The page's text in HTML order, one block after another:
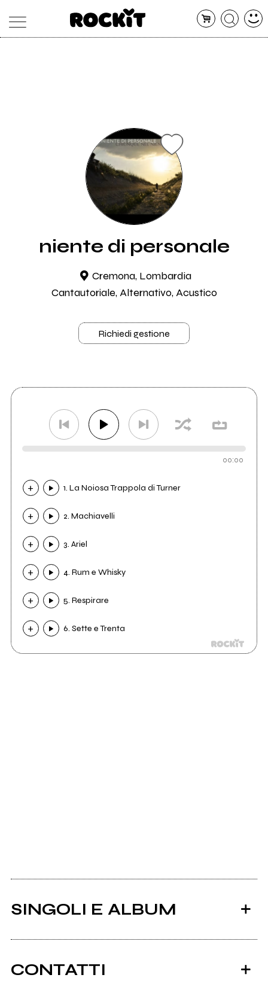
niente di personale
Cremona, Lombardia
Cantautoriale, Alternativo, Acustico
Richiedi gestione
00:00
1. La Noiosa Trappola di Turner
2. Machiavelli
3. Ariel
4. Rum e Whisky
5. Respirare
6. Sette e Trenta
SINGOLI E ALBUM
CONTATTI